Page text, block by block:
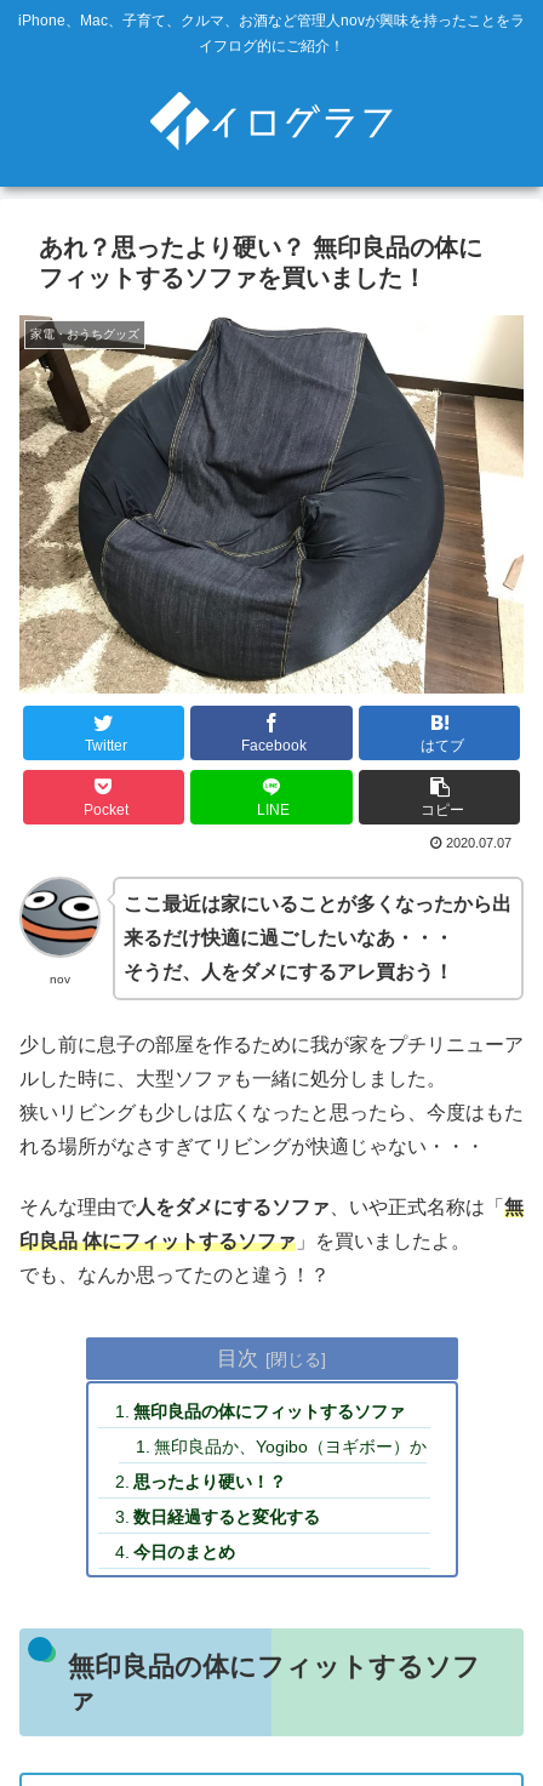
iPhone、Mac、子育て、クルマ、お酒など管理人novが興味を持ったことをラ
イフログ的にご紹介！
あれ？思ったより硬い？ 無印良品の体に
フィットするソファを買いました！
家電・おうちグッズ
Twitter Facebook はてブ
Pocket LINE コピー
2020.07.07
nov
ここ最近は家にいることが多くなったから出
来るだけ快適に過ごしたいなあ・・・
そうだ、人をダメにするアレ買おう！
少し前に息子の部屋を作るために我が家をプチリニューア
ルした時に、大型ソファも一緒に処分しました。
狭いリビングも少しは広くなったと思ったら、今度はもた
れる場所がなさすぎてリビングが快適じゃない・・・
そんな理由で人をダメにするソファ 、いや正式名称は「 無
印良品 体にフィットするソファ 」を買いましたよ。
でも、なんか思ってたのと違う！？
目次
無印良品の体にフィットするソファ
無印良品か、Yogibo（ヨギボー）か
思ったより硬い！？
数日経過すると変化する
今日のまとめ
無印良品の体にフィットするソフ
ァ